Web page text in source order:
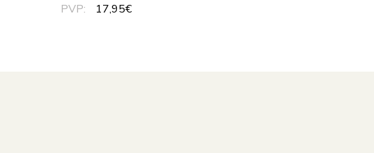
PVP:
17,95€